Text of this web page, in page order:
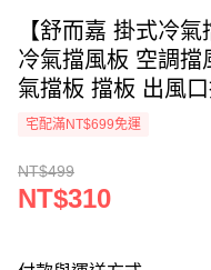
【舒而嘉 掛式冷
冷氣擋風板 空調
氣擋板 擋板 出風
風
宅配滿NT$699免運
NT$499
NT$310